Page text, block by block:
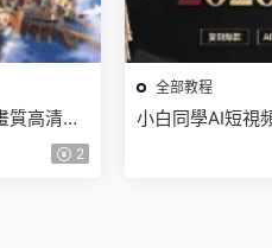
質高清有
2
全部教程
小白同學AI短視